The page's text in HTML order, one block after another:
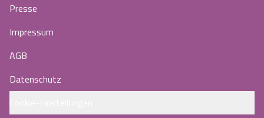
Presse
Impressum
AGB
Datenschutz